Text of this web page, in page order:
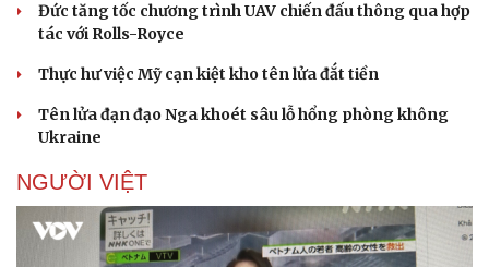
Đức tăng tốc chương trình UAV chiến đấu thông qua hợp
tác với Rolls-Royce
Thực hư việc Mỹ cạn kiệt kho tên lửa đắt tiền
Tên lửa đạn đạo Nga khoét sâu lỗ hổng phòng không
Ukraine
NGƯỜI VIỆT